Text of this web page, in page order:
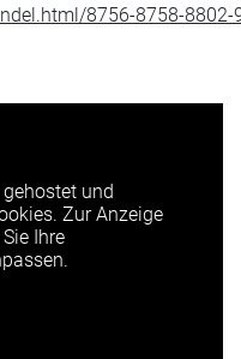
8756-8758-8802-
und
Zur Anzeige
Ihre